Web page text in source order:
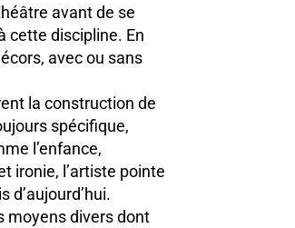
avant de se
cette discipline. En
avec ou sans
la construction de
spécifique,
l’enfance,
ironie, l’artiste pointe
d’aujourd’hui.
moyens divers dont